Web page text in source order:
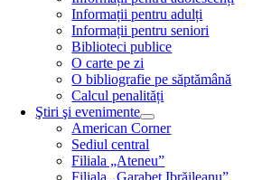
Informații pentru adulți
Informații pentru seniori
Biblioteci publice
O carte pe zi
O bibliografie pe săptămână
Calcul penalități
Ştiri şi evenimente
American Corner
Sediul central
Filiala „Ateneu”
Filiala „Garabet Ibrăileanu”